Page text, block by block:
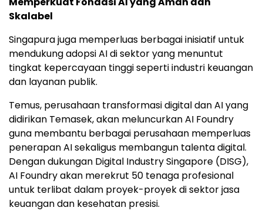
Skalabel
Singapura juga memperluas berbagai inisiatif untuk
mendukung adopsi AI di sektor yang menuntut
tingkat kepercayaan tinggi seperti industri keuangan
dan layanan publik.
Temus, perusahaan transformasi digital dan AI yang
didirikan Temasek, akan meluncurkan AI Foundry
guna membantu berbagai perusahaan memperluas
penerapan AI sekaligus membangun talenta digital.
Dengan dukungan Digital Industry Singapore (DISG),
AI Foundry akan merekrut 50 tenaga profesional
untuk terlibat dalam proyek-proyek di sektor jasa
keuangan dan kesehatan presisi.